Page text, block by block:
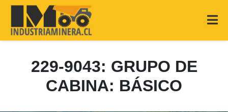
229-9043: GRUPO DE
CABINA: BÁSICO